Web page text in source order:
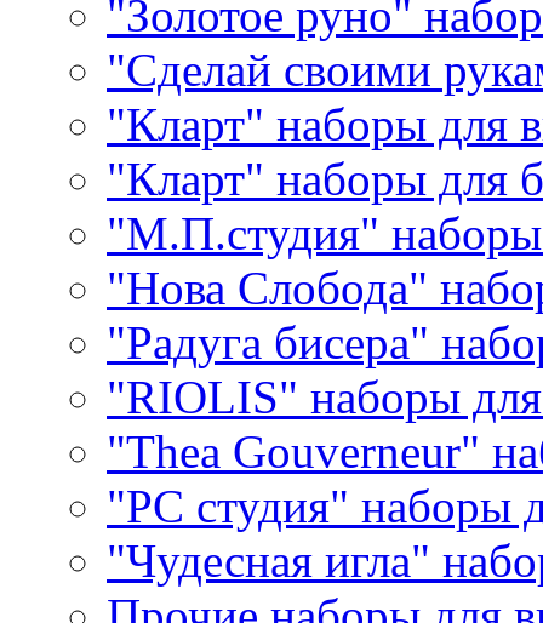
"Золотое руно"
"Сделай своими
"Кларт" наборы для
"Кларт" наборы для
"М.П.студия"
"Нова Слобода"
"Радуга бисера"
"RIOLIS" наборы
"Thea Gouverneur"
"РС студия" наборы
"Чудесная игла"